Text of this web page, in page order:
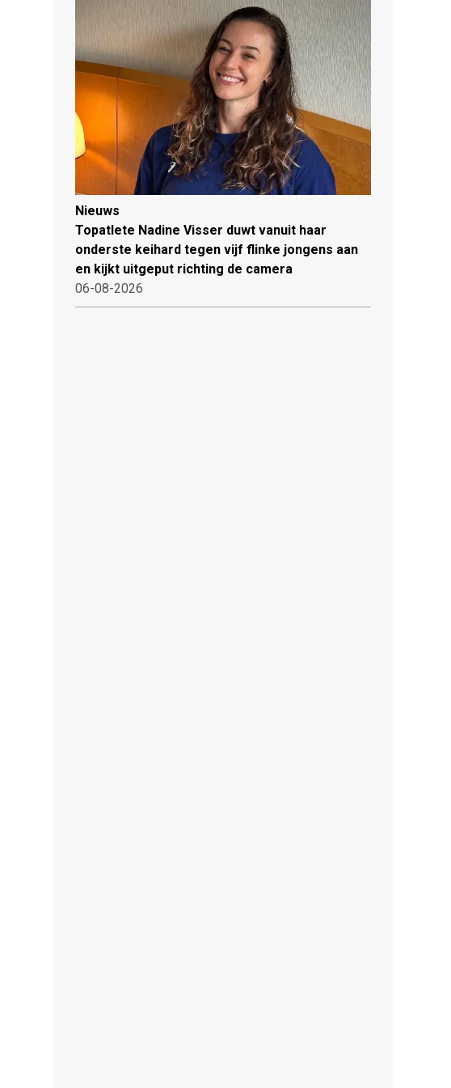
Nieuws
Topatlete Nadine Visser duwt vanuit haar
onderste keihard tegen vijf flinke jongens aan
en kijkt uitgeput richting de camera
06-08-2026